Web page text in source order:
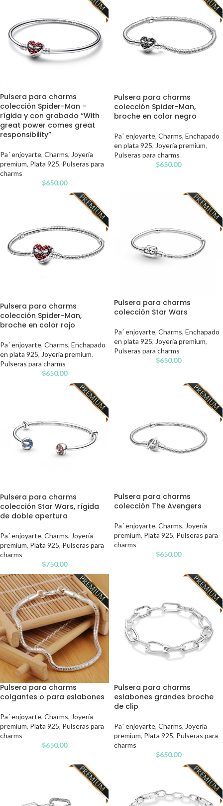
Pulsera para charms
colección Spider-Man –
rígida y con grabado “With
great power comes great
responsibility”
Pa´ enjoyarte, Charms, Joyería
premium, Plata 925, Pulseras para
charms
$650.00
Pulsera para charms
colección Spider-Man,
broche en color negro
Pa´ enjoyarte, Charms, Enchapado
en plata 925, Joyería premium,
Pulseras para charms
$650.00
Pulsera para charms
colección Spider-Man,
broche en color rojo
Pa´ enjoyarte, Charms, Enchapado
en plata 925, Joyería premium,
Pulseras para charms
$650.00
Pulsera para charms
colección Star Wars
Pa´ enjoyarte, Charms, Enchapado
en plata 925, Joyería premium,
Pulseras para charms
$650.00
Pulsera para charms
colección Star Wars, rígida
de doble apertura
Pa´ enjoyarte, Charms, Joyería
premium, Plata 925, Pulseras para
charms
$750.00
Pulsera para charms
colección The Avengers
Pa´ enjoyarte, Charms, Joyería
premium, Plata 925, Pulseras para
charms
$650.00
Pulsera para charms
colgantes o para eslabones
Pa´ enjoyarte, Charms, Joyería
premium, Plata 925, Pulseras para
charms
$650.00
Pulsera para charms
eslabones grandes broche
de clip
Pa´ enjoyarte, Charms, Joyería
premium, Plata 925, Pulseras para
charms
$650.00